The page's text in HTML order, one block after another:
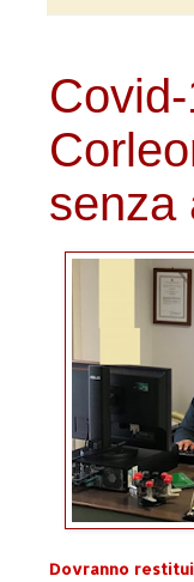
senza
Dovranno